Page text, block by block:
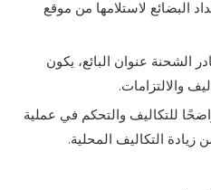
البضائع لاستلامها من موقع
الشحنة عنوان البائع، يكون
والالتزامات.
للتكاليف والتحكم في عملية
زيادة التكاليف المحلية.